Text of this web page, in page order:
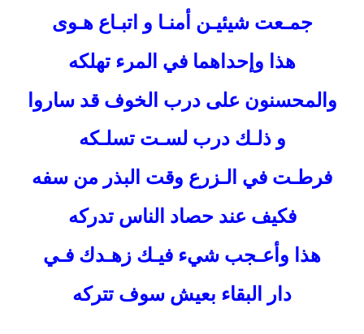
جمـعت شيئيـن أمنـا و اتبـاع هـوى
هذا وإحداهما في المرء تهلكه
والمحسنون على درب الخوف قد ساروا
و ذلـك درب لسـت تسلـكه
فرطـت في الـزرع وقت البذر من سفه
فكيف عند حصاد الناس تدركه
هذا وأعـجب شيء فيـك زهـدك فـي
دار البقاء بعيش سوف تتركه